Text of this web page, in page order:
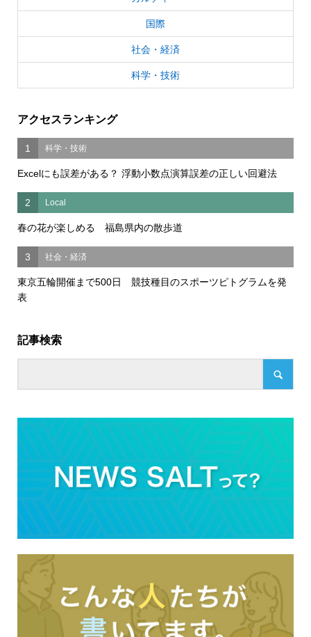
国際
社会・経済
科学・技術
アクセスランキング
1 科学・技術
Excelにも誤差がある？ 浮動小数点演算誤差の正しい回避法
2 Local
春の花が楽しめる 福島県内の散歩道
3 社会・経済
東京五輪開催まで500日 競技種目のスポーツピトグラムを発
表
記事検索